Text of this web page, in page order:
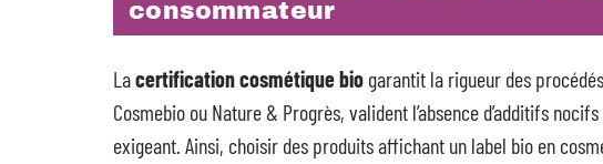
consommateur
Lacertification cosmétique bio garantit la rigueur des
Cosmebio ou Nature & Progrès, valident l’absence d’additifs
exigeant. Ainsi, choisir des produits affichant un label bio en